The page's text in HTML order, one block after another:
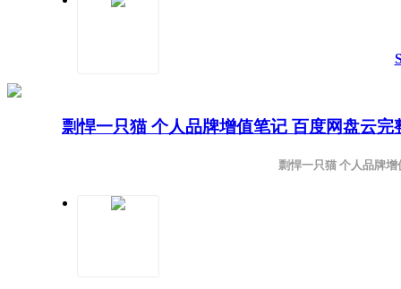
剽悍一只猫 个人品牌增值笔记 百度网盘云
剽悍一只猫 个人品牌